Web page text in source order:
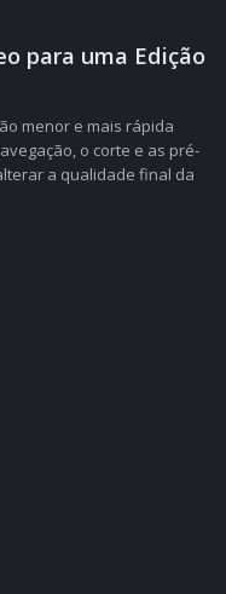
para uma Edição
menor e mais rápida
o corte e as pré-
a qualidade final da